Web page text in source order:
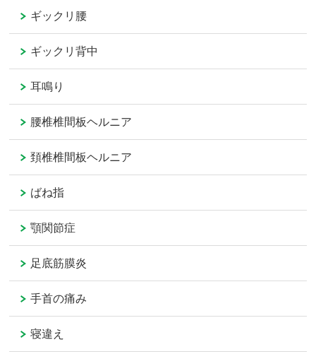
ギックリ腰
ギックリ背中
耳鳴り
腰椎椎間板ヘルニア
頚椎椎間板ヘルニア
ばね指
顎関節症
足底筋膜炎
手首の痛み
寝違え